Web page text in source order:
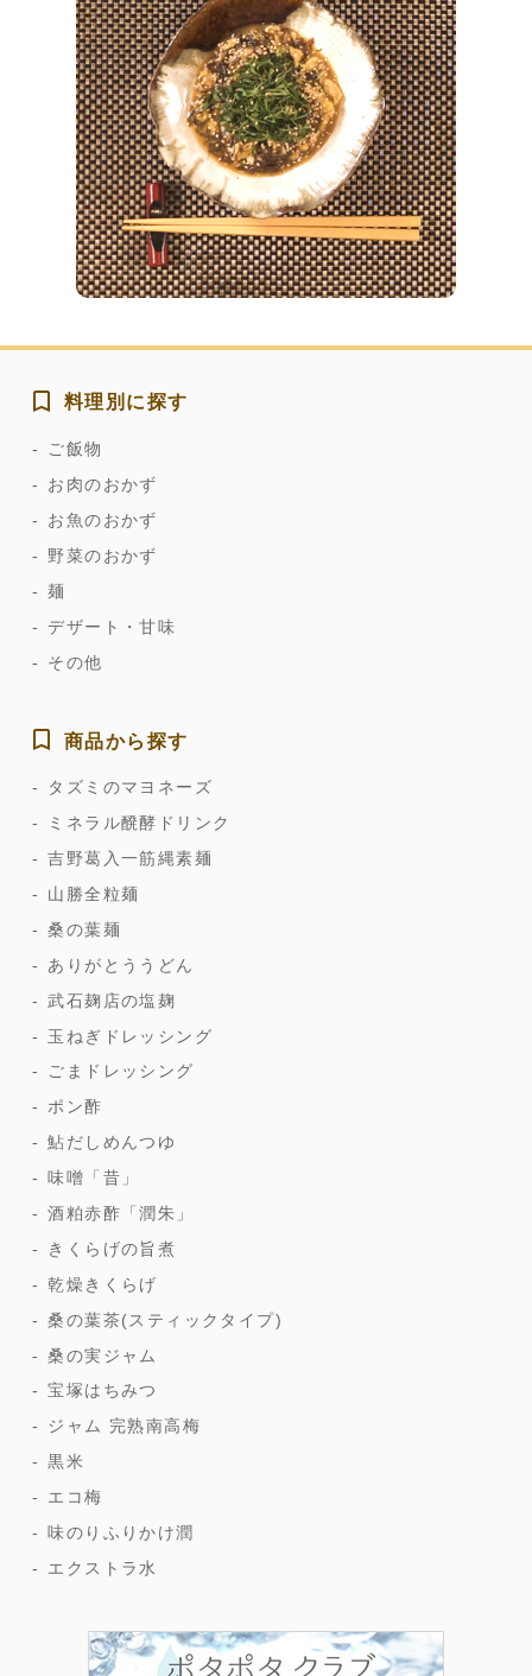
料理別に探す
ご飯物
お肉のおかず
お魚のおかず
野菜のおかず
麺
デザート・甘味
その他
商品から探す
タズミのマヨネーズ
ミネラル醗酵ドリンク
吉野葛入一筋縄素麺
山勝全粒麺
桑の葉麺
ありがとううどん
武石麹店の塩麹
玉ねぎドレッシング
ごまドレッシング
ポン酢
鮎だしめんつゆ
味噌「昔」
酒粕赤酢「潤朱」
きくらげの旨煮
乾燥きくらげ
桑の葉茶(スティックタイプ)
桑の実ジャム
宝塚はちみつ
ジャム 完熟南高梅
黒米
エコ梅
味のりふりかけ潤
エクストラ水